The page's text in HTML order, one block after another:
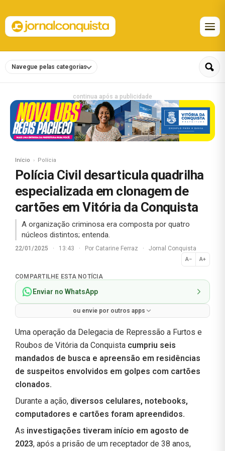
Navegue pelas categorias
continua após a publicidade
Início Polícia
Polícia Civil desarticula quadrilha
especializada em clonagem de
cartões em Vitória da Conquista
A organização criminosa era composta por quatro
núcleos distintos; entenda.
22/01/2025 · 13:43 · Por Catarine Ferraz · Jornal Conquista
A− A+
Normal
COMPARTILHE ESTA NOTÍCIA
Enviar no WhatsApp
ou envie por outros apps
Uma operação da Delegacia de Repressão a Furtos e
Roubos de Vitória da Conquista cumpriu seis
mandados de busca e apreensão em residências
de suspeitos envolvidos em golpes com cartões
clonados.
Durante a ação, diversos celulares, notebooks,
computadores e cartões foram apreendidos.
As investigações tiveram início em agosto de
2023, após a prisão de um receptador de 38 anos,